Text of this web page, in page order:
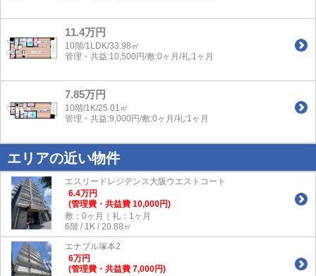
11.4万円
10階/1LDK/33.98㎡
管理・共益:10,500円/敷:0ヶ月/礼:1ヶ月
7.85万円
10階/1K/25.01㎡
管理・共益:9,000円/敷:0ヶ月/礼:1ヶ月
エリアの近い物件
エスリードレジデンス大阪ウエストコート
6.4万円
(管理費・共益費 10,000円)
敷：0ヶ月｜礼：1ヶ月
6階 / 1K / 20.88㎡
エナブル塚本2
6万円
(管理費・共益費 7,000円)